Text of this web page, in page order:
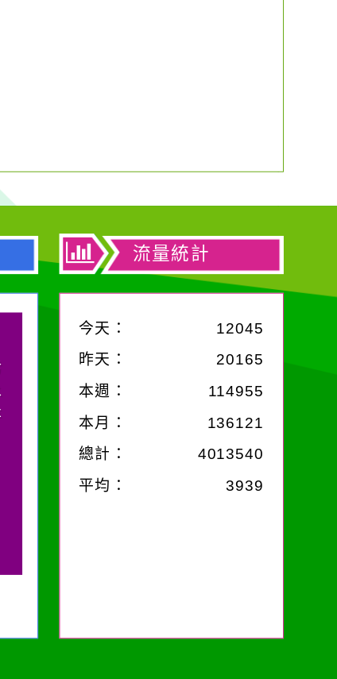
流量統計
今天：
12045
昨天：
20165
本週：
114955
本月：
136121
總計： 4013540
平均： 3939